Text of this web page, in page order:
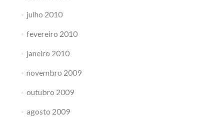
julho 2010
fevereiro 2010
janeiro 2010
novembro 2009
outubro 2009
agosto 2009